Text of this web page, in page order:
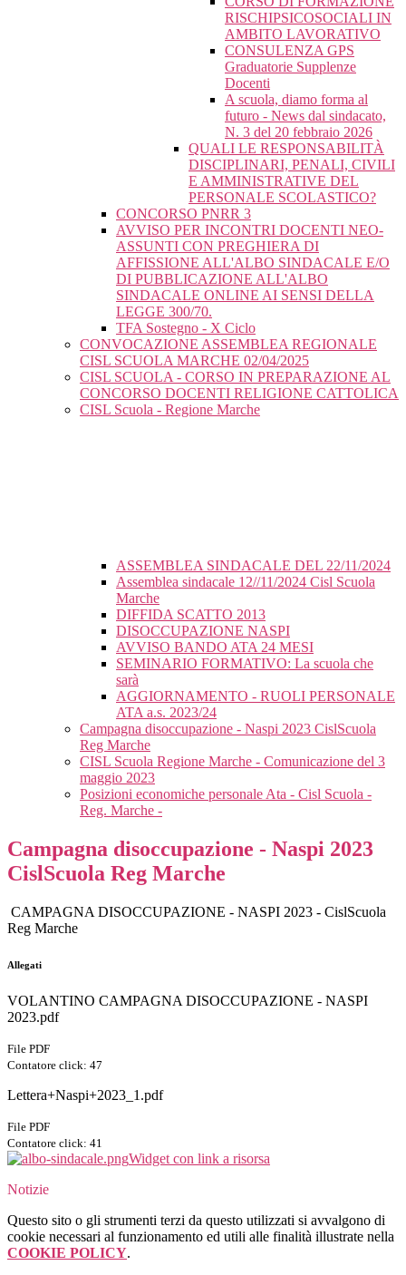
RISCHIPSICOSOCIALI IN
AMBITO LAVORATIVO
CONSULENZA GPS
Graduatorie Supplenze
Docenti
A scuola, diamo forma al
futuro - News dal sindacato,
N. 3 del 20 febbraio 2026
QUALI LE RESPONSABILITÀ
DISCIPLINARI, PENALI, CIVILI
E AMMINISTRATIVE DEL
PERSONALE SCOLASTICO?
CONCORSO PNRR 3
AVVISO PER INCONTRI DOCENTI NEO-
ASSUNTI CON PREGHIERA DI
AFFISSIONE ALL'ALBO SINDACALE E/O
DI PUBBLICAZIONE ALL'ALBO
SINDACALE ONLINE AI SENSI DELLA
LEGGE 300/70.
TFA Sostegno - X Ciclo
CONVOCAZIONE ASSEMBLEA REGIONALE
CISL SCUOLA MARCHE 02/04/2025
CISL SCUOLA - CORSO IN PREPARAZIONE AL
CONCORSO DOCENTI RELIGIONE CATTOLICA
CISL Scuola - Regione Marche
ASSEMBLEA SINDACALE DEL 22/11/2024
Assemblea sindacale 12//11/2024 Cisl Scuola
Marche
DIFFIDA SCATTO 2013
DISOCCUPAZIONE NASPI
AVVISO BANDO ATA 24 MESI
SEMINARIO FORMATIVO: La scuola che
sarà
AGGIORNAMENTO - RUOLI PERSONALE
ATA a.s. 2023/24
Campagna disoccupazione - Naspi 2023 CislScuola
Reg Marche
CISL Scuola Regione Marche - Comunicazione del 3
maggio 2023
Posizioni economiche personale Ata - Cisl Scuola -
Reg. Marche -
Campagna disoccupazione - Naspi 2023
CislScuola Reg Marche
CAMPAGNA DISOCCUPAZIONE - NASPI 2023 - CislScuola
Reg Marche
Allegati
VOLANTINO CAMPAGNA DISOCCUPAZIONE - NASPI
2023.pdf
File PDF
Contatore click: 47
Lettera+Naspi+2023_1.pdf
File PDF
Contatore click: 41
Widget con link a risorsa
Notizie
Questo sito o gli strumenti terzi da questo utilizzati si avvalgono di
cookie necessari al funzionamento ed utili alle finalità illustrate nella
COOKIE POLICY.